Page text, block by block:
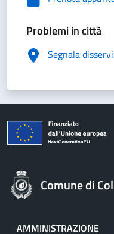
Problemi in città
Segnala
Comune di
AMMINISTRAZIONE